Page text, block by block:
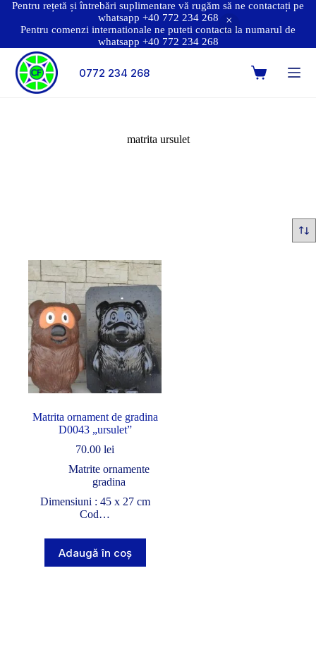
Pentru rețetă și întrebări suplimentare vă rugăm să ne contactați pe
whatsapp +40 772 234 268
Pentru comenzi internationale ne puteti contacta la numarul de
whatsapp +40 772 234 268
0772 234 268
matrita ursulet
Matrita ornament de gradina
D0043 „ursulet”
70.00 lei
Matrite ornamente
gradina
Dimensiuni : 45 x 27 cm
Cod…
Adaugă în coș